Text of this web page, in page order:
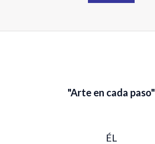
m
"Arte en cada paso"
ÉL